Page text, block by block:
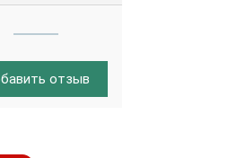
отзыв